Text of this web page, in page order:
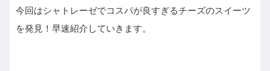
今回はシャトレーゼでコスパが良すぎるチーズのスイーツ
を発見！早速紹介していきます。